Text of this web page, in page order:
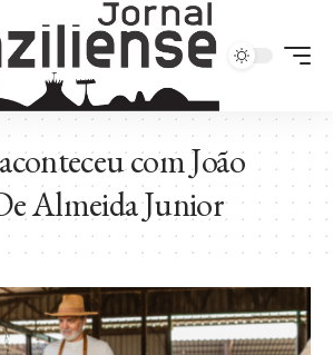
com João
Almeida Junior